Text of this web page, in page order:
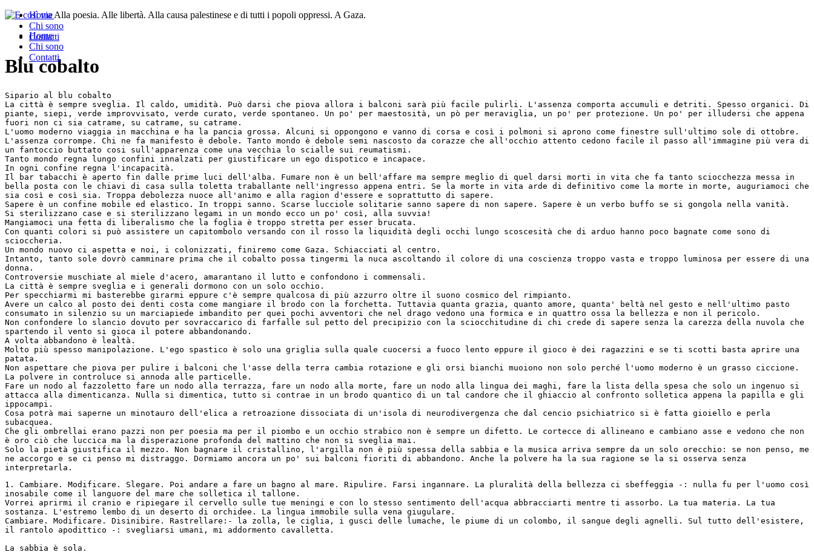
Alla poesia. Alle libertà. Alla causa palestinese e di tutti i popoli oppressi. A Gaza.
Home
Chi sono
Contatti
Home
Chi sono
Contatti
Blu cobalto
Sipario al blu cobalto
La città è sempre sveglia. Il caldo, umidità. Può darsi che piova allora i balconi sarà più facile pulirli. L'assenza comporta accumuli e detriti. Spesso organici. Di
piante, siepi, verde improvvisato, verde curato, verde spontaneo. Un po' per maestosità, un pò per meraviglia, un po' per protezione. Un po' per illudersi che appena
fuori non ci sia catrame, su catrame, su catrame.
L'uomo moderno viaggia in macchina e ha la pancia grossa. Alcuni si oppongono e vanno di corsa e così i polmoni si aprono come finestre sull'ultimo sole di ottobre.
L'assenza corrompe. Chi ne fa manifesto è debole. Tanto mondo è debole semi nascosto da corazze che all'occhio attento cedono facile il passo all'immagine più vera di
un fantoccio buttato cosi sull'apparenza come una vecchia lo scialle sui reumatismi.
Tanto mondo regna lungo confini innalzati per giustificare un ego dispotico e incapace.
In ogni confine regna l'incapacità.
Il bar tabacchi è aperto fin dalle prime luci dell'alba. Fumare non è un bell'affare ma sempre meglio di quel darsi morti in vita che fa tanto sciocchezza messa in
bella posta con le chiavi di casa sulla toletta traballante nell'ingresso appena entri. Se la morte in vita arde di definitivo come la morte in morte, auguriamoci che
sia così e così sia. Troppa debolezza nuoce all'animo e alla ragion d'essere e soprattutto di sapere.
Sapere è un confine mobile ed elastico. In troppi sanno. Scarse lucciole solitarie sanno sapere di non sapere. Sapere è un verbo buffo se si gongola nella vanità.
Si sterilizzano case e si sterilizzano legami in un mondo ecco un po' così, alla suvvia!
Mangiamoci una fetta di liberalismo che la foglia è troppo stretta per esser brucata.
Con quanti colori si può assistere un capitombolo versando con il rosso la liquidità degli occhi lungo scoscesità che di arduo hanno poco bagnate come sono di
scioccheria.
Un mondo nuovo ci aspetta e noi, i colonizzati, finiremo come Gaza. Schiacciati al centro.
Intanto, tanto sole dovrò camminare prima che il cobalto possa tingermi la nuca ascoltando il colore di una coscienza troppo vasta e troppo luminosa per essere di una
donna.
Controversie muschiate al miele d'acero, amarantano il lutto e confondono i commensali.
La città è sempre sveglia e i generali dormono con un solo occhio.
Per specchiarmi mi basterebbe girarmi eppure c'è sempre qualcosa di più azzurro oltre il suono cosmico del rimpianto.
Avere un calco al posto dei denti costa come mangiare il brodo con la forchetta. Tuttavia quanta grazia, quanto amore, quanta' beltà nel gesto e nell'ultimo pasto
consumato in silenzio su un marciapiede imbandito per quei pochi avventori che nel drago vedono una formica e in quattro ossa la bellezza e non il pericolo.
Non confondere lo slancio dovuto per sovraccarico di farfalle sul petto del precipizio con la sciocchitudine di chi crede di sapere senza la carezza della nuvola che
spartendo il vento si gioca il potere abbandonando.
A volta abbandono è lealtà.
Molto più spesso manipolazione. L'ego spastico è solo una griglia sulla quale cuocersi a fuoco lento eppure il gioco è dei ragazzini e se ti scotti basta aprire una
patata.
Non aspettare che piova per pulire i balconi che l'asse della terra cambia rotazione e gli orsi bianchi muoiono non solo perché l'uomo moderno è un grasso ciccione.
La polvere in controluce si annoda alle particelle.
Fare un nodo al fazzoletto fare un nodo alla terrazza, fare un nodo alla morte, fare un nodo alla lingua dei maghi, fare la lista della spesa che solo un ingenuo si
attacca alla dimenticanza. Nulla si dimentica, tutto si contrae in un brodo quantico di un tal candore che il ghiaccio al confronto solletica appena la papilla e gli
ippocampi.
Cosa potrà mai saperne un minotauro dell'elica a retroazione dissociata di un'isola di neurodivergenza che dal cencio psichiatrico si è fatta gioiello e perla
subacquea.
Che gli ombrellai erano pazzi non per poesia ma per il piombo e un occhio strabico non è sempre un difetto. Le cortecce di allineano e cambiano asse e vedono che non
è oro ciò che luccica ma la disperazione profonda del mattino che non si sveglia mai.
Solo la pietà giustifica il mezzo. Non bagnare il cristallino, l'argilla non è più spessa della sabbia e la musica arriva sempre da un solo orecchio: se non penso, me
ne accorgo e se ci penso mi distraggo. Dormiamo ancora un po' sui balconi fioriti di abbandono. Anche la polvere ha la sua ragione se la si osserva senza
interpretarla.
1. Cambiare. Modificare. Slegare. Poi andare a fare un bagno al mare. Ripulire. Farsi ingannare. La pluralità della bellezza ci sbeffeggia -: nulla fu per l'uomo così
inosabile come il languore del mare che solletica il tallone.
Vorrei aprirmi il cranio e ripiegare il cervello sulle tue meningi e con lo stesso sentimento dell'acqua abbracciarti mentre ti assorbo. La tua materia. La tua
sostanza. L'estremo lembo di un deserto di orchidee. La lingua immobile sulla vena giugulare.
Cambiare. Modificare. Disinibire. Rastrellare:- la zolla, le ciglia, i gusci delle lumache, le piume di un colombo, il sangue degli agnelli. Sul tutto dell'esistere,
il rantolo apodittico -: svegliarsi umani, mi addormento cavalletta.
La sabbia è sola.